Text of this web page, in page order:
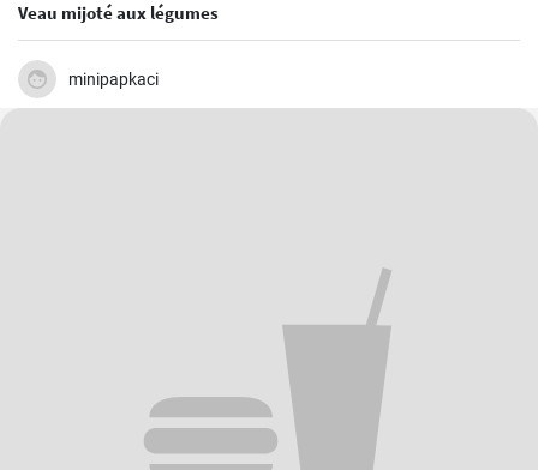
Veau mijoté aux légumes
minipapkaci